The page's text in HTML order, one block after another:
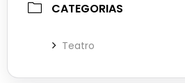
CATEGORIAS
Teatro